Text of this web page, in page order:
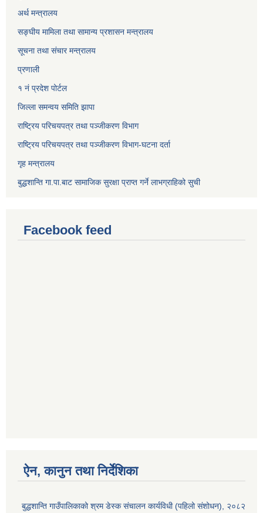
अर्थ मन्त्रालय
सङ्‍घीय मामिला तथा सामान्य प्रशासन मन्त्रालय
सूचना तथा संचार मन्त्रालय
प्रणाली
१ नं प्रदेश पोर्टल
जिल्ला समन्वय समिति झापा
राष्ट्रिय परिचयपत्र तथा पञ्जीकरण विभाग
राष्ट्रिय परिचयपत्र तथा पञ्जीकरण विभाग-घटना दर्ता
गृह मन्त्रालय
बुद्धशान्ति गा.पा.बाट सामाजिक सुरक्षा प्राप्त गर्ने लाभग्राहिको सुची
Facebook feed
ऐन, कानुन तथा निर्देशिका
बुद्धशान्ति गाउँपालिकाको श्रम डेस्क संचालन कार्यविधी (पहिलो संशोधन), २०८२